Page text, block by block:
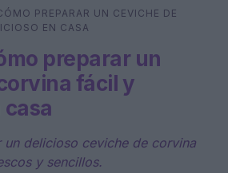
⌕
PREPARAR UN CEVICHE DE
EN CASA
preparar un
fácil y
un delicioso ceviche de corvina
y sencillos.